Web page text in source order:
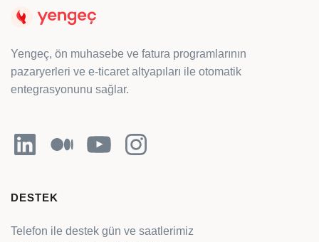
Yengeç, ön muhasebe ve fatura programlarının
pazaryerleri ve e-ticaret altyapıları ile otomatik
entegrasyonunu sağlar.
LinkedInOrta YouTube Instagram
DESTEK
Telefon ile destek gün ve saatlerimiz